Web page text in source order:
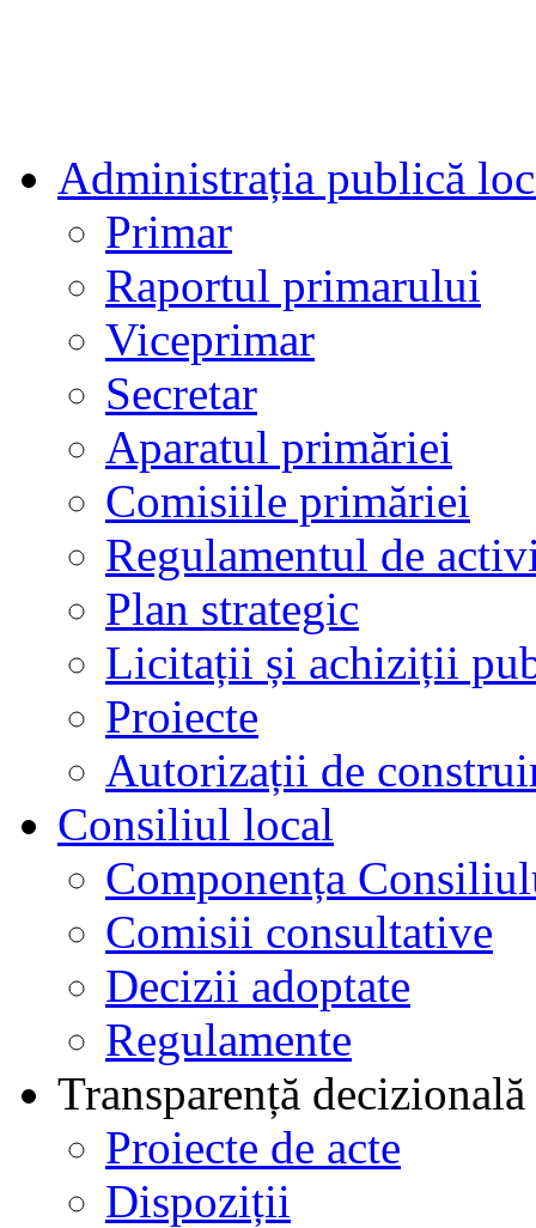
Administrația publică
Primar
Raportul primarului
Viceprimar
Secretar
Aparatul primăriei
Comisiile primăriei
Regulamentul de
Plan strategic
Licitații și achiziții
Proiecte
Autorizații de
Consiliul local
Componența
Comisii consultative
Decizii adoptate
Regulamente
Transparență decizională
Proiecte de acte
Dispoziții